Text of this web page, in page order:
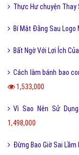
Thực Hư chuyện Thay
Bí Mật Đằng Sau Logo
Bất Ngờ Với Lợi Ích
Cách làm bánh bao
1,533,000
Vì Sao Nên Sử
1,498,000
Đừng Bao Giờ Sai Lầm